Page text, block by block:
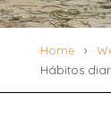
Home ›
Hábitos